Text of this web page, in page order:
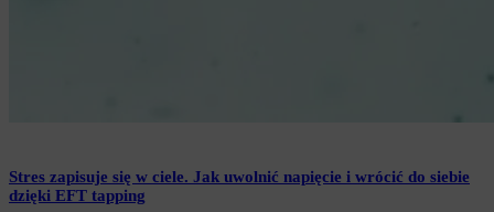
Stres zapisuje się w ciele. Jak uwolnić napięcie i wrócić do siebie
dzięki EFT tapping